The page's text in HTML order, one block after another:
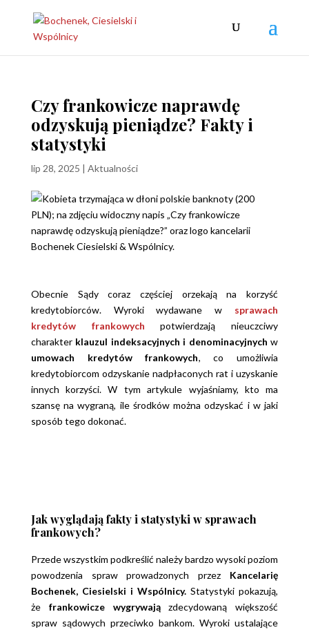
Czy frankowicze naprawdę
odzyskują pieniądze? Fakty i
statystyki
lip 28, 2025 | Aktualności
Obecnie Sądy coraz częściej orzekają na korzyść
kredytobiorców. Wyroki wydawane w sprawach
kredytów frankowych potwierdzają nieuczciwy
charakter klauzul indeksacyjnych i denominacyjnych w
umowach kredytów frankowych, co umożliwia
kredytobiorcom odzyskanie nadpłaconych rat i uzyskanie
innych korzyści. W tym artykule wyjaśniamy, kto ma
szansę na wygraną, ile środków można odzyskać i w jaki
sposób tego dokonać.
Jak wyglądają fakty i statystyki w sprawach
frankowych?
Przede wszystkim podkreślić należy bardzo wysoki poziom
powodzenia spraw prowadzonych przez Kancelarię
Bochenek, Ciesielski i Wspólnicy.Statystyki pokazują,
że frankowicze wygrywajązdecydowaną większość
spraw sądowych przeciwko bankom. Wyroki ustalające